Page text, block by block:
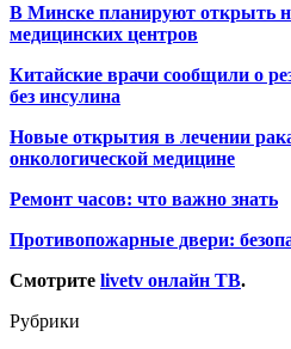
В Минске планируют открыть
медицинских центров
Китайские врачи сообщили о
без инсулина
Новые открытия в лечении
онкологической медицине
Ремонт часов: что важно знать
Противопожарные двери:
Смотрите livetv онлайн ТВ.
Рубрики